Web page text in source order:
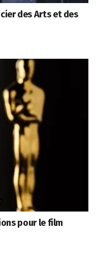
des Arts et des
pour le film